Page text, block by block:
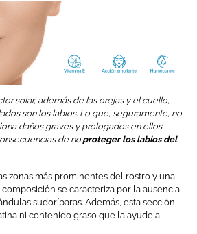
solar, además de las orejas y el cuello,
son los labios. Lo que, seguramente, no
daños graves y prologados en ellos.
de no proteger los labios del
zonas más prominentes del rostro y una
composición se caracteriza por la ausencia
sudoríparas. Además, esta sección
ni contenido graso que la ayude a